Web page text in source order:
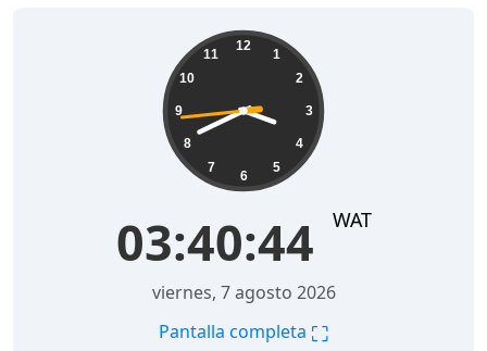
12
1
2
3
4
5
6
7
8
9
10
11
03:40:45 WAT
viernes, 7 agosto 2026
Pantalla completa ⛶